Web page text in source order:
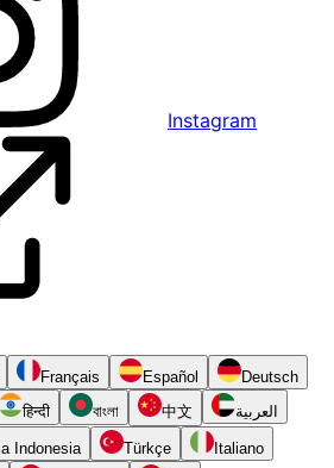
Instagram
Français Español
Deutsch
हिन्दी বাংলা 中文 العربية
Indonesia Türkçe
Italiano